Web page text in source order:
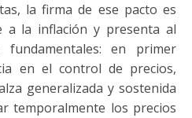
la firma de ese pacto es
la inflación y presenta al
fundamentales: en primer
en el control de precios,
generalizada y sostenida
temporalmente los precios